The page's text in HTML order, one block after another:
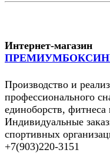
Интернет-магазин
Производство и
профессионального
единоборств,
Индивидуальные
спортивных
+7(903)220-3151